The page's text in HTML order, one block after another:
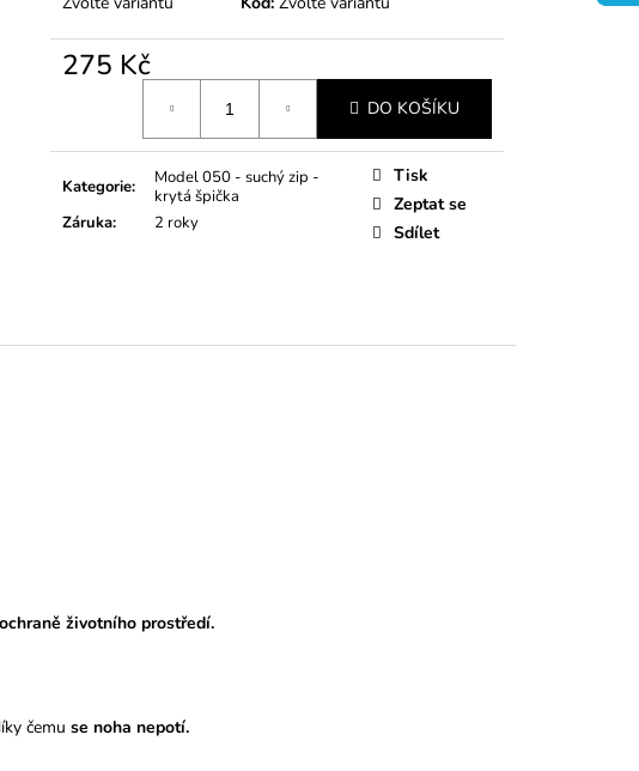
275 Kč
DO KOŠÍKU
Kategorie:
Model 050 - suchý zip -
krytá špička
Záruka: 2 roky
Tisk
Zeptat se
Sdílet
životního prostředí.
čemu se noha nepotí.